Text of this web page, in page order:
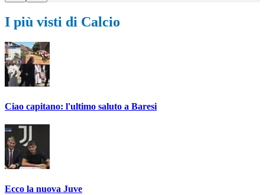
I più visti di Calcio
Ciao capitano: l'ultimo saluto a Baresi
Ecco la nuova Juve